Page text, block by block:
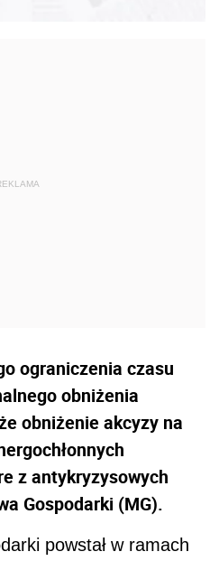
ograniczenia czasu
obniżenia
obniżenie akcyzy na
z antykryzysowych
Gospodarki (MG).
powstał w ramach